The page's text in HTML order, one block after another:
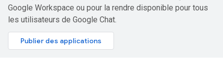
Google Workspace ou pour la rendre disponible pour tous
les utilisateurs de Google Chat.
Publier des applications